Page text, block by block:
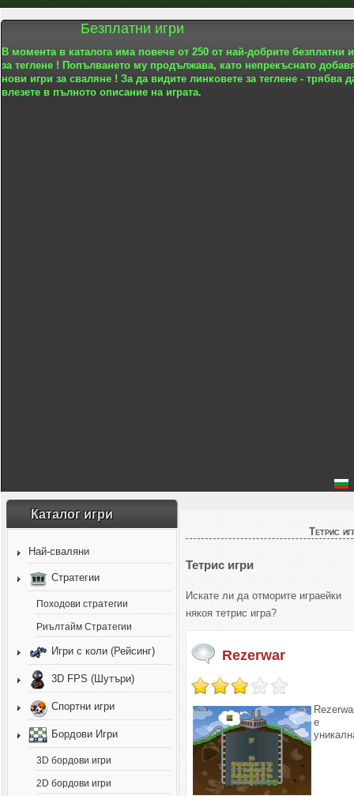
Безплатни игри
В момента в каталога има повече от 250 от най-добрите безплатни
за теглене ! Попълването му продължава, като непрекъснато
нови игри за сваляне ! За да видите линковете за теглене - трябва
влезете в пълното описание на играта.
Каталог игри
Най-сваляни
Стратегии
Походови стратегии
Риълтайм Стратегии
Игри с коли (Рейсинг)
3D FPS (Шутъри)
Спортни игри
Бордови Игри
3D бордови игри
2D бордови игри
Тетрис
Тетрис игри
Искате ли да отморите играейки
някоя тетрис игра?
Rezerwar
е